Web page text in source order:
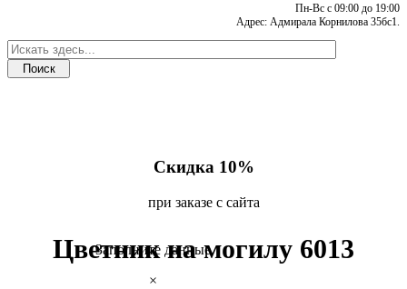
Пн-Вс с 09:00 до 19:00
Адрес: Адмирала Корнилова 35бс1.
Скидка 10%
при заказе с сайта
Цветник на могилу 6013
Заполните данные
×